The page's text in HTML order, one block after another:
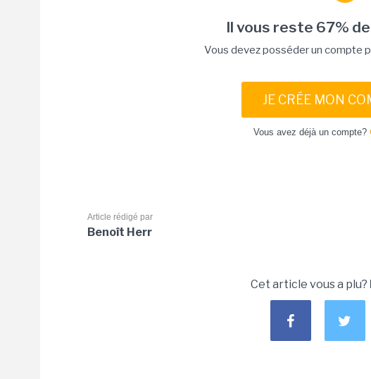
Il vous reste 67%
Vous devez posséder un compte
JE CRÉE MON
Vous avez déjà un compte?
Article rédigé par
Benoît Herr
Cet article vous a plu?